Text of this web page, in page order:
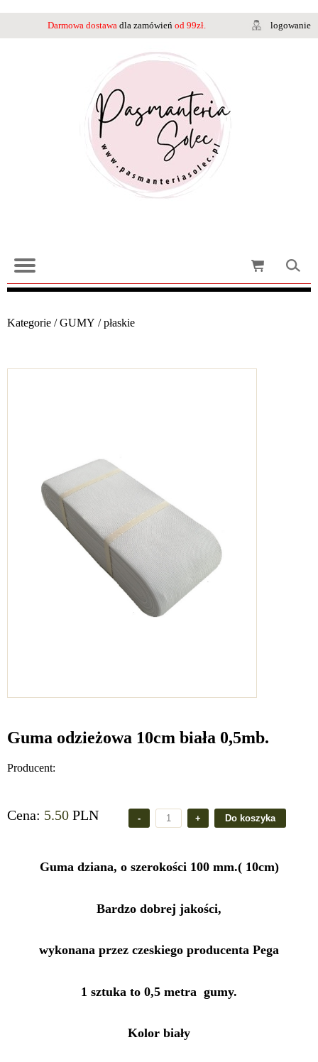
Darmowa dostawa dla zamówień od 99zł. logowanie
Kategorie /GUMY /płaskie
Guma odzieżowa 10cm biała 0,5mb.
Producent:
Cena: 5.50 PLN
Guma dziana, o szerokości 100 mm.( 10cm)
Bardzo dobrej jakości,
wykonana przez czeskiego producenta Pega
1 sztuka to 0,5 metra gumy.
Kolor biały